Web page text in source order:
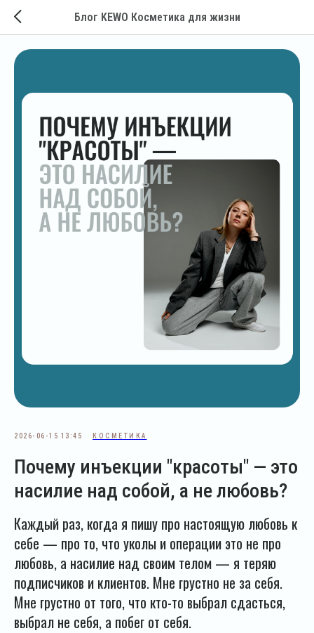
Блог KEWO Косметика для жизни
2026-06-15 13:45 КОСМЕТИКА
Почему инъекции "красоты" — это
насилие над собой, а не любовь?
Каждый раз, когда я пишу про настоящую любовь к
себе — про то, что уколы и операции это не про
любовь, а насилие над своим телом — я теряю
подписчиков и клиентов. Мне грустно не за себя.
Мне грустно от того, что кто-то выбрал сдасться,
выбрал не себя, а побег от себя.